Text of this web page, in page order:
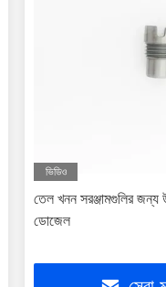
ভিডিও
তেল খনন সরঞ্জামগুলির জন্য
ডোজেল